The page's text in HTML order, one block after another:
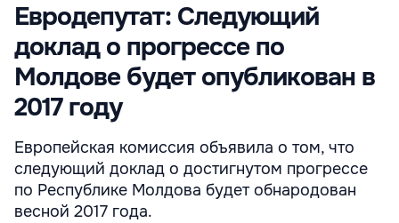
Евродепутат: Следующий
доклад о прогрессе по
Молдове будет опубликован в
2017 году
Европейская комиссия объявила о том, что
следующий доклад о достигнутом прогрессе
по Республике Молдова будет обнародован
весной 2017 года.